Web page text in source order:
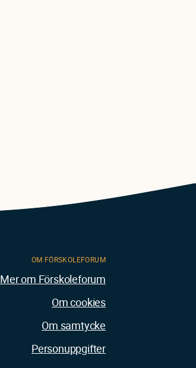
OM FÖRSKOLEFORUM
Mer om Förskoleforum
Om cookies
Om samtycke
Personuppgifter